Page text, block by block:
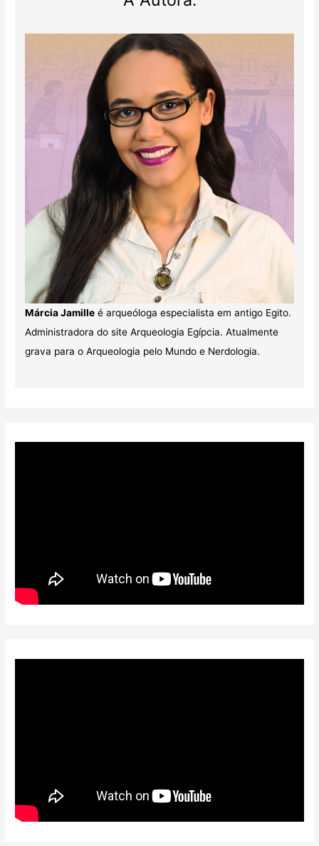
Márcia Jamilleé arqueóloga especialista em antigo Egito.
Administradora do site Arqueologia Egípcia. Atualmente
grava para o Arqueologia pelo Mundo e Nerdologia.